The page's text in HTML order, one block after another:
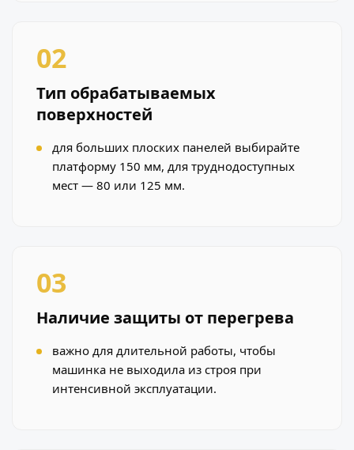
02
Тип обрабатываемых
поверхностей
для больших плоских панелей выбирайте
платформу 150 мм, для труднодоступных
мест — 80 или 125 мм.
03
Наличие защиты от перегрева
важно для длительной работы, чтобы
машинка не выходила из строя при
интенсивной эксплуатации.